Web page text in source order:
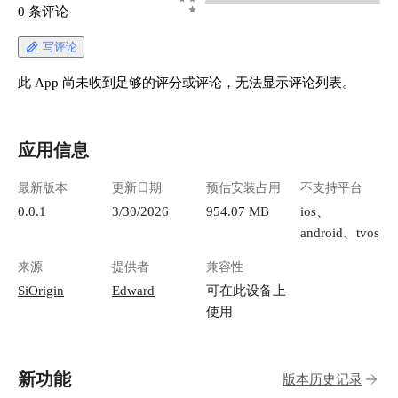
0 条评论
写评论
此 App 尚未收到足够的评分或评论，无法显示评论列表。
应用信息
最新版本
0.0.1
更新日期
3/30/2026
预估安装占用
954.07 MB
不支持平台
ios、
android、tvos
来源
SiOrigin
提供者
Edward
兼容性
可在此设备上
使用
新功能 版本历史记录